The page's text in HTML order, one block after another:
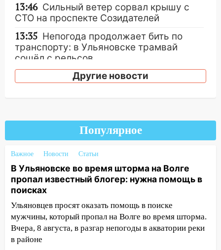
13:46 Сильный ветер сорвал крышу с
СТО на проспекте Созидателей
13:35 Непогода продолжает бить по
транспорту: в Ульяновске трамвай
сошёл с рельсов
Упавшие деревья перекрыли
сохранятся 9 августа
житель Вешкаймского района похитил у
знакомого 191 тысячу рублей
13:14 Ураган оторвал светофор на
проспекте Филатова в Ульяновске
13:12 Дерево пробило крышу дома на
Новгородской в Ульяновске и рухнуло
на электрощит
Другие новости
Популярное
Важное Новости Статьи
В Ульяновске во время шторма на Волге
пропал известный блогер: нужна помощь в
поисках
Ульяновцев просят оказать помощь в поиске
мужчины, который пропал на Волге во время шторма.
Вчера, 8 августа, в разгар непогоды в акватории реки
в районе